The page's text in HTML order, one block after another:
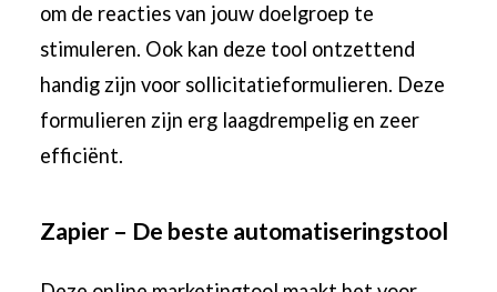
om de reacties van jouw doelgroep te
stimuleren. Ook kan deze tool ontzettend
handig zijn voor sollicitatieformulieren. Deze
formulieren zijn erg laagdrempelig en zeer
efficiënt.
Zapier – De beste automatiseringstool